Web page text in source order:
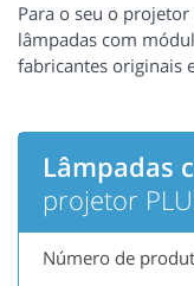
Para o seu o
lâmpadas com
fabricantes originais
Lâmpadas
projetor
Número de